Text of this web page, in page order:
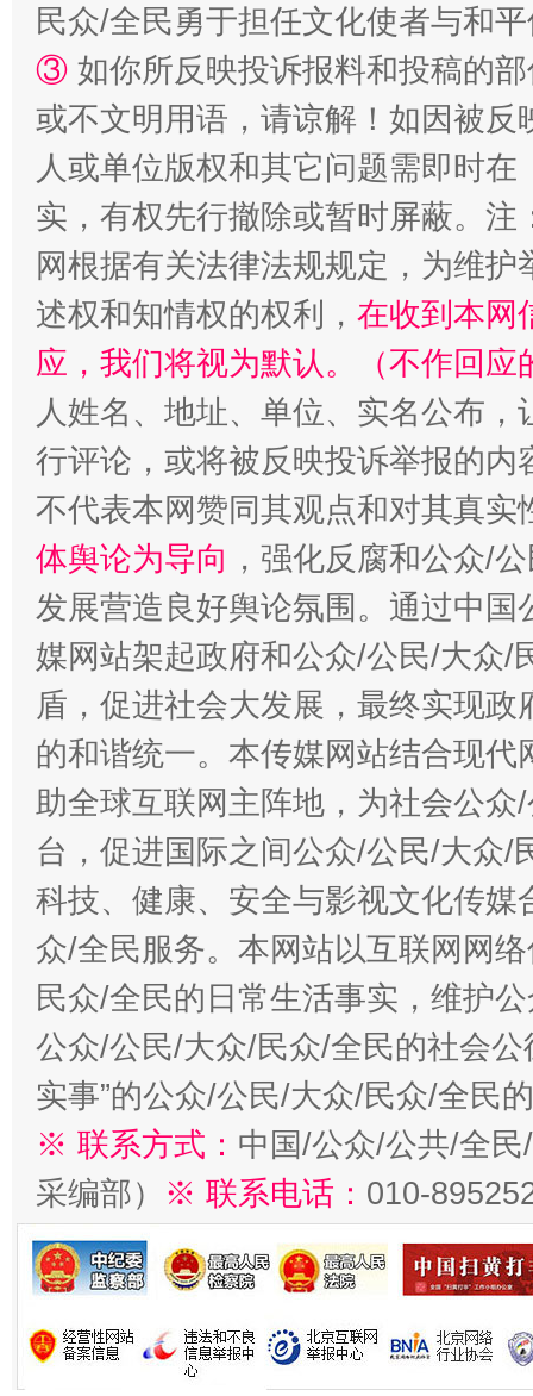
招工难、用工荒背后
民众/全民勇于担任文化使者与和
③ 如你所反映投诉报料和投稿的
或不文明用语，请谅解！如因被
人或单位版权和其它问题需即时在
实，有权先行撤除或暂时屏蔽。
网根据有关法律法规规定，为维
述权和知情权的权利， 在收到本网
应，我们将视为默认。（不作回应
人姓名、地址、单位、实名公布
行评论，或将被反映投诉举报的
不代表本网赞同其观点和对其真实
体舆论为导向 ，强化反腐和公众/
发展营造良好舆论氛围。通过中
媒网站架起政府和公众/公民/大众/
盾，促进社会大发展，最终实现
的和谐统一。本传媒网站结合现
助全球互联网主阵地，为社会公
台，促进国际之间公众/公民/大众/
科技、健康、安全与影视文化传
众/全民服务。本网站以互联网网
民众/全民的日常生活事实，维护
公众/公民/大众/民众/全民的社会公
实事”的公众/公民/大众/民众/全民
※ 联系方式： 中国/公众/公共/全
采编部） ※ 联系电话： 010-